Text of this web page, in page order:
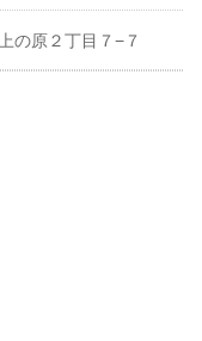
の原２丁目７−７